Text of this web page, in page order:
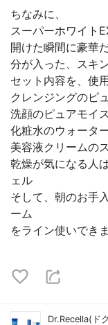
ちなみに、
スーパーホワイト
開けた瞬間に豪華
分が入った、スキ
セット内容を、使
クレンジングのピ
洗顔のピュアモイ
化粧水のウォータ
美容液クリームの
乾燥が気になる人
ェル
そして、朝のお手
ーム
をライン使いできま
Dr.Recella(ド